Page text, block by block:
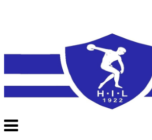
Veksle
navigasjon